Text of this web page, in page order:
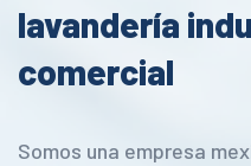
lavandería
comercial
Somos una empresa